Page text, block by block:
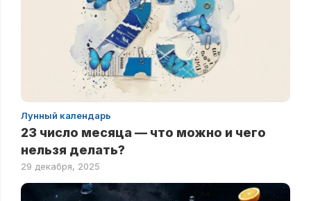
Лунный календарь
23 число месяца — что можно и чего
нельзя делать?
29 декабря, 2025